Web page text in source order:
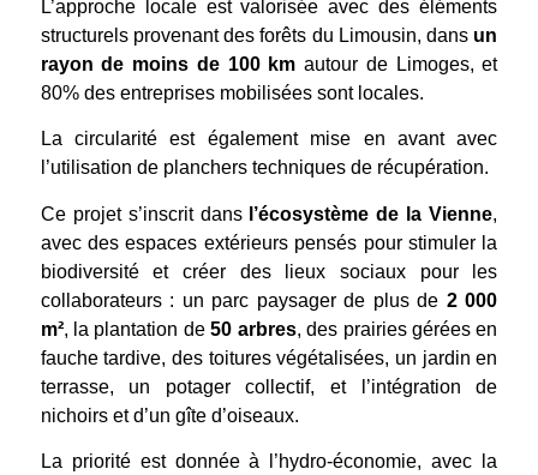
L’approche locale est valorisée avec des éléments
structurels provenant des forêts du Limousin, dans un
rayon de moins de 100 km autour de Limoges, et
80% des entreprises mobilisées sont locales.
La circularité est également mise en avant avec
l’utilisation de planchers techniques de récupération.
Ce projet s’inscrit dansl’écosystème de la Vienne,
avec des espaces extérieurs pensés pour stimuler la
biodiversité et créer des lieux sociaux pour les
collaborateurs : un parc paysager de plus de 2 000
m², la plantation de50 arbres, des prairies gérées en
fauche tardive, des toitures végétalisées, un jardin en
terrasse, un potager collectif, et l’intégration de
nichoirs et d’un gîte d’oiseaux.
La priorité est donnée à l’hydro-économie, avec la